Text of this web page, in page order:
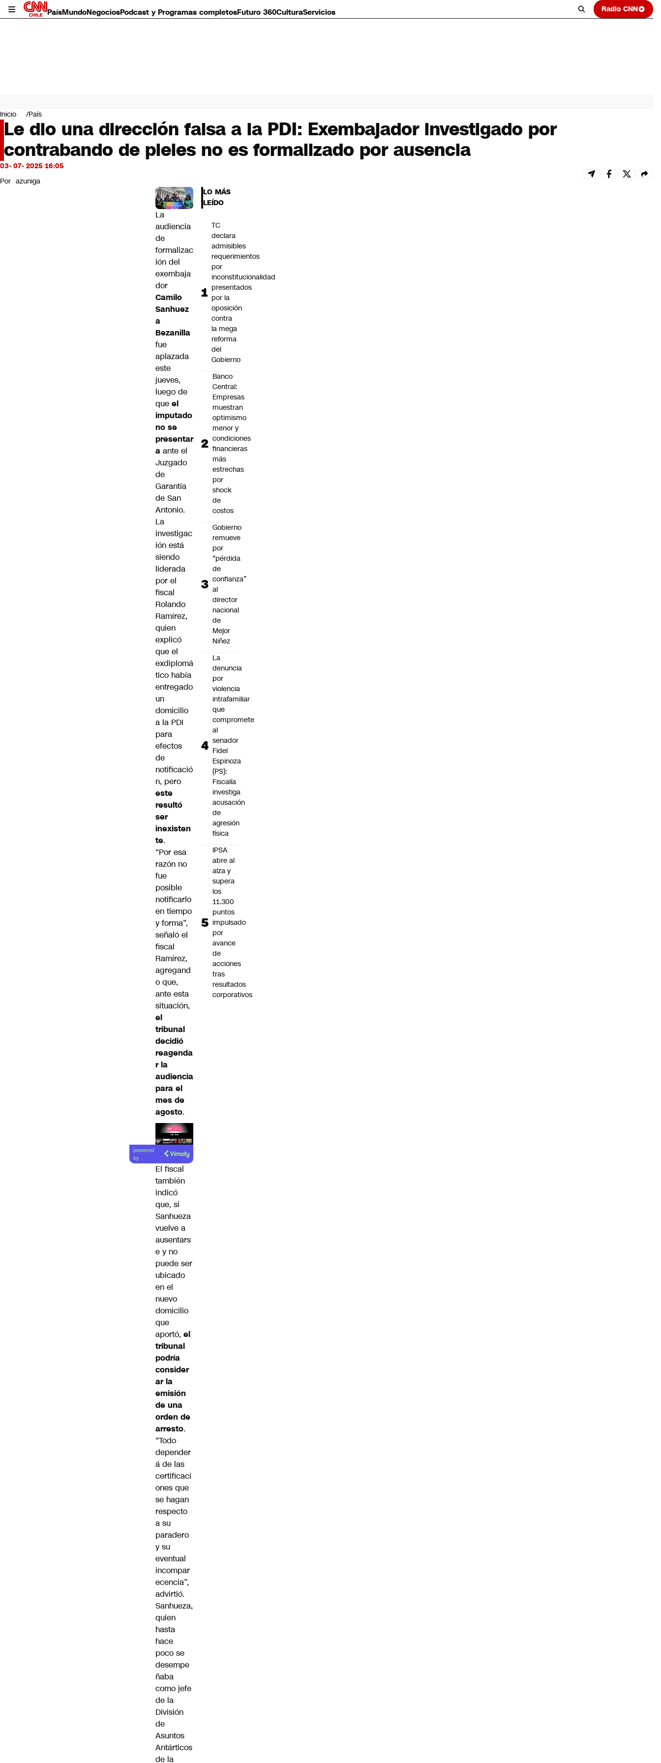
PaísMundoNegociosPodcast y Programas completosFuturo 360CulturaServicios Radio CNN
Mundo
Negocios
Deportes
Programas completos
Cultura
Servicios
CNN Data
Inicio País
Le dio una dirección falsa a la PDI: Exembajador investigado por
contrabando de pieles no es formalizado por ausencia
03- 07- 2025 16:05
Por azuniga
La
audiencia
de
formalizac
ión del
exembaja
dor
Camilo
Sanhuez
a
Bezanilla
fue
aplazada
este
jueves,
luego de
que el
imputado
no se
presentar
a ante el
Juzgado
de
Garantía
de San
Antonio.
La
investigac
ión está
siendo
liderada
por el
fiscal
Rolando
Ramírez,
quien
explicó
que el
exdiplomá
tico había
entregado
un
domicilio
a la PDI
para
efectos
de
notificació
n, pero
este
resultó
ser
inexisten
te.
“Por esa
razón no
fue
posible
notificarlo
en tiempo
y forma”,
señaló el
fiscal
Ramírez,
agregand
o que,
ante esta
situación,
el
tribunal
decidió
reagenda
r la
audiencia
para el
mes de
agosto.
Lea el
artículo
powered
by
El fiscal
también
indicó
que, si
Sanhueza
vuelve a
ausentars
e y no
puede ser
ubicado
en el
nuevo
domicilio
que
aportó, el
tribunal
podría
consider
ar la
emisión
de una
orden de
arresto.
“Todo
depender
á de las
certificaci
ones que
se hagan
respecto
a su
paradero
y su
eventual
incompar
ecencia”,
advirtió.
Sanhueza,
quien
hasta
hace
poco se
desempe
ñaba
como jefe
de la
División
de
Asuntos
Antárticos
de la
LO MÁS
LEÍDO
TC
declara
admisibles
requerimientos
por
inconstitucionalidad
presentados
por la
oposición
contra
la mega
reforma
del
Gobierno
Banco
Central:
Empresas
muestran
optimismo
menor y
condiciones
financieras
más
estrechas
por
shock
de
costos
Gobierno
remueve
por
“pérdida
de
confianza”
al
director
nacional
de
Mejor
Niñez
La
denuncia
por
violencia
intrafamiliar
que
compromete
al
senador
Fidel
Espinoza
(PS):
Fiscalía
investiga
acusación
de
agresión
física
IPSA
abre al
alza y
supera
los
11.300
puntos
impulsado
por
avance
de
acciones
tras
resultados
corporativos